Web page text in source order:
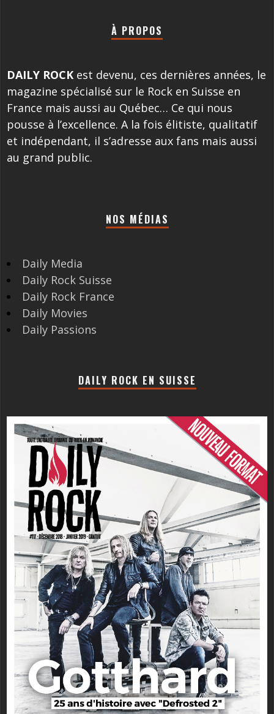
À PROPOS
DAILY ROCK est devenu, ces dernières années, le
magazine spécialisé sur le Rock en Suisse en
France mais aussi au Québec… Ce qui nous
pousse à l’excellence. A la fois élitiste, qualitatif
et indépendant, il s’adresse aux fans mais aussi
au grand public.
NOS MÉDIAS
Daily Media
Daily Rock Suisse
Daily Rock France
Daily Movies
Daily Passions
DAILY ROCK EN SUISSE